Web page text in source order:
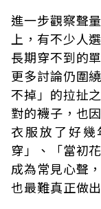
進一步觀察聲
上，有不少人
長期穿不到的
更多討論仍圍
不掉」的拉扯
對的襪子，也
衣服放了好
穿」、「當初
成為常見心聲
也最難真正做